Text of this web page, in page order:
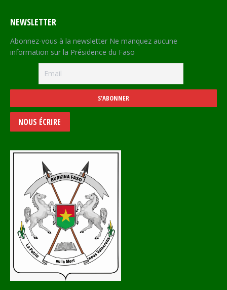
NEWSLETTER
Abonnez-vous à la newsletter Ne manquez aucune
information sur la Présidence du Faso
NOUS ÉCRIRE